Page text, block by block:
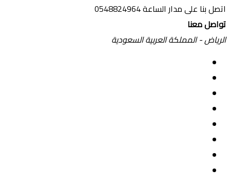
اتصل بنا على مدار الساعة0548824964
تواصل معنا
الرياض - المملكة العربية السعودية